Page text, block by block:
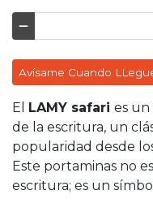
Avísame Cuando
El LAMY safari es
de la escritura, un
popularidad desde
Este portaminas no
escritura; es un